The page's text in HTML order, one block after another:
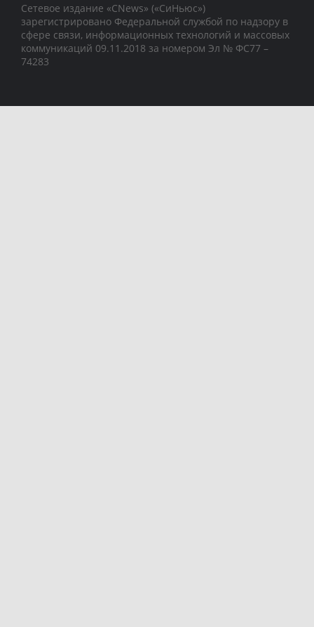
Сетевое издание «CNews» («СиНьюс»)
зарегистрировано Федеральной службой по надзору в
сфере связи, информационных технологий и массовых
коммуникаций 09.11.2018 за номером Эл № ФС77 –
74283